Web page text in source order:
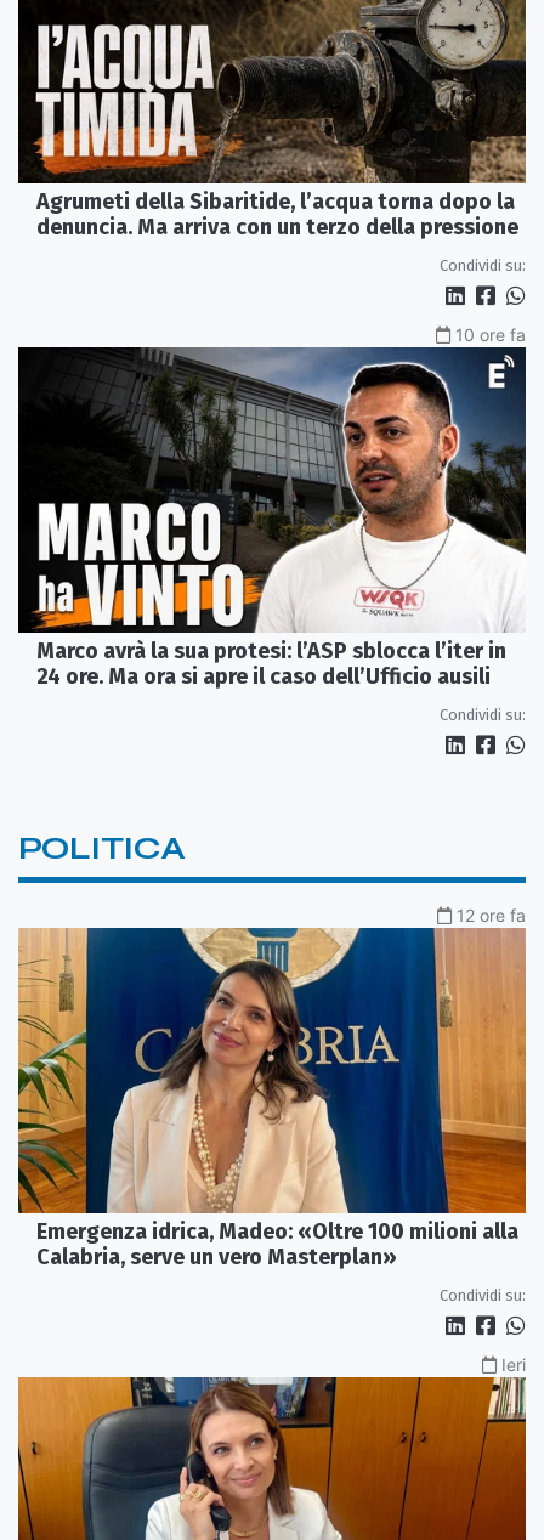
Agrumeti della Sibaritide, l’acqua torna dopo la
denuncia. Ma arriva con un terzo della pressione
Condividi su:
10 ore fa
Marco avrà la sua protesi: l’ASP sblocca l’iter in
24 ore. Ma ora si apre il caso dell’Ufficio ausili
Condividi su:
POLITICA
12 ore fa
Emergenza idrica, Madeo: «Oltre 100 milioni alla
Calabria, serve un vero Masterplan»
Condividi su:
Ieri